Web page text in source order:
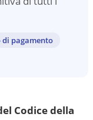
di pagamento
Codice della